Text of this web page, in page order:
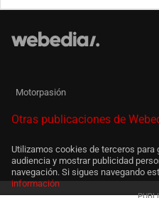
Motorpasión
Otras publicaciones de
Utilizamos cookies de terceros
audiencia y mostrar publicidad
navegación. Si sigues navegando
información